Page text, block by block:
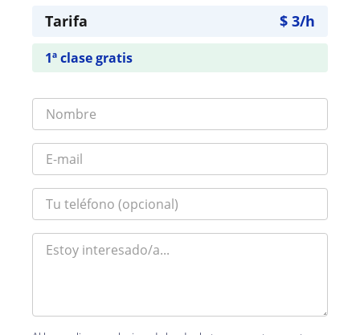
Tarifa $ 3/h
1ª clase gratis